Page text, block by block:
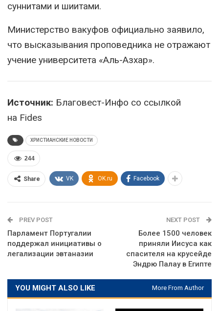
суннитами и шиитами.
Министерство вакуфов официально заявило,
что высказывания проповедника не отражают
учение университета «Аль-Азхар».
Источник: Благовест-Инфо со ссылкой
на Fides
ХРИСТИАНСКИЕ НОВОСТИ
244
Share VK OK.ru Facebook
PREV POST
Парламент Португалии
поддержал инициативы о
легализации эвтаназии
NEXT POST
Более 1500 человек
приняли Иисуса как
спасителя на крусейде
Эндрю Палау в Египте
YOU MIGHT ALSO LIKE More From Author